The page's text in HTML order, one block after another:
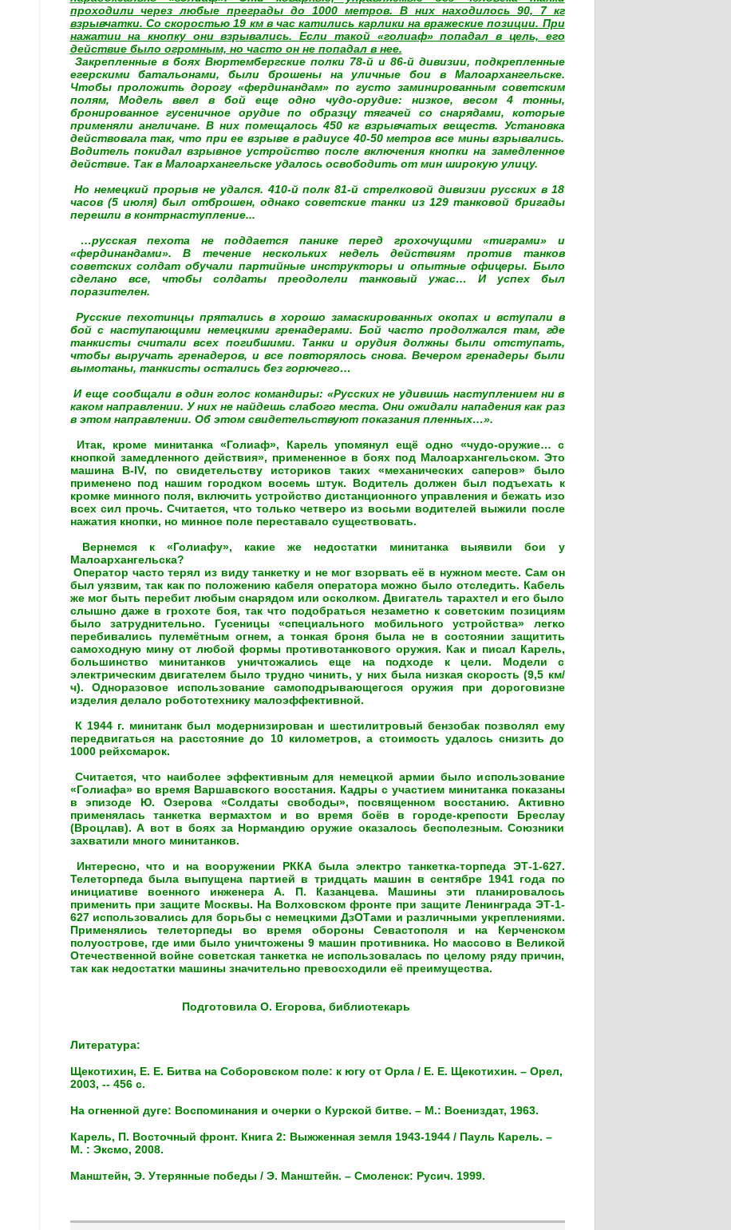
проходили через любые преграды до 1000 метров. В них находилось 90, 7 кг
взрывчатки. Со скоростью 19 км в час катились карлики на вражеские позиции. При
нажатии на кнопку они взрывались. Если такой «голиаф» попадал в цель, его
действие было огромным, но часто он не попадал в нее.
Закрепленные в боях Вюртембергские полки 78-й и 86-й дивизии, подкрепленные
егерскими батальонами, были брошены на уличные бои в Малоархангельске.
Чтобы проложить дорогу «фердинандам» по густо заминированным советским
полям, Модель ввел в бой еще одно чудо-орудие: низкое, весом 4 тонны,
бронированное гусеничное орудие по образцу тягачей со снарядами, которые
применяли англичане. В них помещалось 450 кг взрывчатых веществ. Установка
действовала так, что при ее взрыве в радиусе 40-50 метров все мины взрывались.
Водитель покидал взрывное устройство после включения кнопки на замедленное
действие. Так в Малоархангельске удалось освободить от мин широкую улицу.
Но немецкий прорыв не удался. 410-й полк 81-й стрелковой дивизии русских в 18
часов (5 июля) был отброшен, однако советские танки из 129 танковой бригады
перешли в контрнаступление...
…русская пехота не поддается панике перед грохочущими «тиграми» и
«фердинандами». В течение нескольких недель действиям против танков
советских солдат обучали партийные инструкторы и опытные офицеры. Было
сделано все, чтобы солдаты преодолели танковый ужас… И успех был
поразителен.
Русские пехотинцы прятались в хорошо замаскированных окопах и вступали в
бой с наступающими немецкими гренадерами. Бой часто продолжался там, где
танкисты считали всех погибшими. Танки и орудия должны были отступать,
чтобы выручать гренадеров, и все повторялось снова. Вечером гренадеры были
вымотаны, танкисты остались без горючего…
И еще сообщали в один голос командиры: «Русских не удивишь наступлением ни в
каком направлении. У них не найдешь слабого места. Они ожидали нападения как раз
в этом направлении. Об этом свидетельствуют показания пленных…».
Итак, кроме минитанка «Голиаф», Карель упомянул ещё одно «чудо-оружие… с
кнопкой замедленного действия», примененное в боях под Малоархангельском. Это
машина В-IV, по свидетельству историков таких «механических саперов» было
применено под нашим городком восемь штук. Водитель должен был подъехать к
кромке минного поля, включить устройство дистанционного управления и бежать изо
всех сил прочь. Считается, что только четверо из восьми водителей выжили после
нажатия кнопки, но минное поле переставало существовать.
Вернемся к «Голиафу», какие же недостатки минитанка выявили бои у
Малоархангельска?
Оператор часто терял из виду танкетку и не мог взорвать её в нужном месте. Сам он
был уязвим, так как по положению кабеля оператора можно было отследить. Кабель
же мог быть перебит любым снарядом или осколком. Двигатель тарахтел и его было
слышно даже в грохоте боя, так что подобраться незаметно к советским позициям
было затруднительно. Гусеницы «специального мобильного устройства» легко
перебивались пулемётным огнем, а тонкая броня была не в состоянии защитить
самоходную мину от любой формы противотанкового оружия. Как и писал Карель,
большинство минитанков уничтожались еще на подходе к цели. Модели с
электрическим двигателем было трудно чинить, у них была низкая скорость (9,5 км/
ч). Одноразовое использование самоподрывающегося оружия при дороговизне
изделия делало робототехнику малоэффективной.
К 1944 г. минитанк был модернизирован и шестилитровый бензобак позволял ему
передвигаться на расстояние до 10 километров, а стоимость удалось снизить до
1000 рейхсмарок.
Считается, что наиболее эффективным для немецкой армии было использование
«Голиафа» во время Варшавского восстания. Кадры с участием минитанка показаны
в эпизоде Ю. Озерова «Солдаты свободы», посвященном восстанию. Активно
применялась танкетка вермахтом и во время боёв в городе-крепости Бреслау
(Вроцлав). А вот в боях за Нормандию оружие оказалось бесполезным. Союзники
захватили много минитанков.
Интересно, что и на вооружении РККА была электро танкетка-торпеда ЭТ-1-627.
Телеторпеда была выпущена партией в тридцать машин в сентябре 1941 года по
инициативе военного инженера А. П. Казанцева. Машины эти планировалось
применить при защите Москвы. На Волховском фронте при защите Ленинграда ЭТ-1-
627 использовались для борьбы с немецкими ДзОТами и различными укреплениями.
Применялись телеторпеды во время обороны Севастополя и на Керченском
полуострове, где ими было уничтожены 9 машин противника. Но массово в Великой
Отечественной войне советская танкетка не использовалась по целому ряду причин,
так как недостатки машины значительно превосходили её преимущества.
Подготовила О. Егорова, библиотекарь
Литература:
Щекотихин, Е. Е. Битва на Соборовском поле: к югу от Орла / Е. Е. Щекотихин. – Орел,
2003, -- 456 с.
На огненной дуге: Воспоминания и очерки о Курской битве. – М.: Воениздат, 1963.
Карель, П. Восточный фронт. Книга 2: Выжженная земля 1943-1944 / Пауль Карель. –
М. : Эксмо, 2008.
Манштейн, Э. Утерянные победы / Э. Манштейн. – Смоленск: Русич. 1999.